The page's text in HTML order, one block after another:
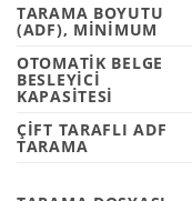
TARAMA BOYUTU
(ADF), MINIMUM
OTOMATIK BELGE
BESLEYICI
KAPASITESI
ÇIFT TARAFLI ADF
TARAMA